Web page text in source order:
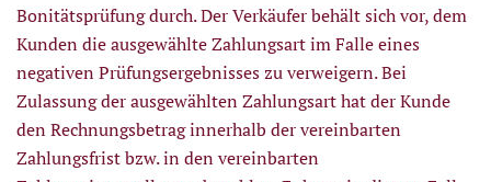
Bonitätsprüfung durch. Der Verkäufer behält sich vor, dem
Kunden die ausgewählte Zahlungsart im Falle eines
negativen Prüfungsergebnisses zu verweigern. Bei
Zulassung der ausgewählten Zahlungsart hat der Kunde
den Rechnungsbetrag innerhalb der vereinbarten
Zahlungsfrist bzw. in den vereinbarten